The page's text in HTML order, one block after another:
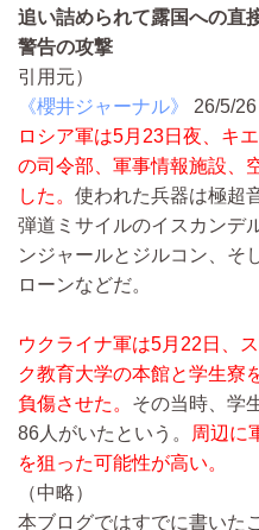
追い詰められて露国への直
警告の攻撃
引用元）
《櫻井ジャーナル》
26/5/26
ロシア軍は5月23日夜、キ
の司令部、軍事情報施設、
した。 使われた兵器は極超
弾道ミサイルのイスカンデ
ンジャールとジルコン、そ
ローンなどだ。
ウクライナ軍は5月22日、
ク教育大学の本館と学生寮
負傷させた。 その当時、学
86人がいたという。
周辺に
を狙った可能性が高い。
（中略）
本ブログではすでに書いた